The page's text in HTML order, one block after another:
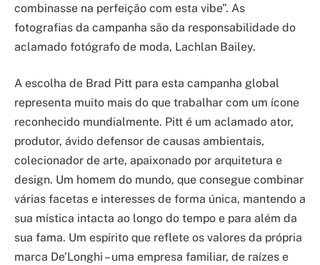
combinasse na perfeição com esta vibe”. As
fotografias da campanha são da responsabilidade do
aclamado fotógrafo de moda, Lachlan Bailey.
A escolha de Brad Pitt para esta campanha global
representa muito mais do que trabalhar com um ícone
reconhecido mundialmente. Pitt é um aclamado ator,
produtor, ávido defensor de causas ambientais,
colecionador de arte, apaixonado por arquitetura e
design. Um homem do mundo, que consegue combinar
várias facetas e interesses de forma única, mantendo a
sua mística intacta ao longo do tempo e para além da
sua fama. Um espírito que reflete os valores da própria
marca De’Longhi – uma empresa familiar, de raízes e